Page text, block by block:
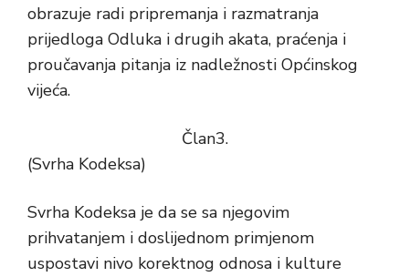
obrazuje radi pripremanja i razmatranja
prijedloga Odluka i drugih akata, praćenja i
proučavanja pitanja iz nadležnosti Općinskog
vijeća.
Član3.
(Svrha Kodeksa)
Svrha Kodeksa je da se sa njegovim
prihvatanjem i doslijednom primjenom
uspostavi nivo korektnog odnosa i kulture